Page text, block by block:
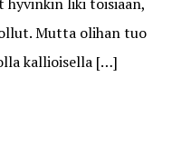
Mutta olihan tuo
kallioisella […]